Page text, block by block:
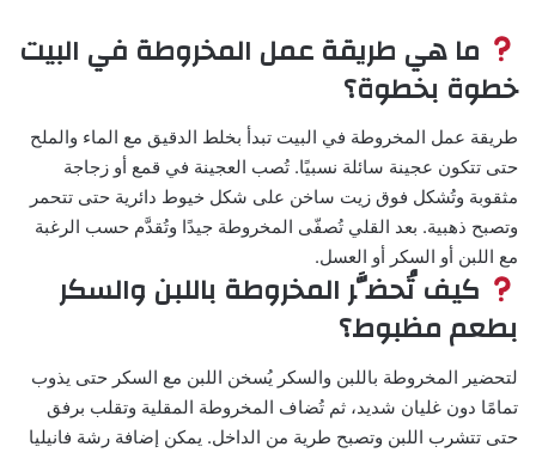
ما هي طريقة عمل المخروطة في البيت
خطوة بخطوة؟
طريقة عمل المخروطة في البيت تبدأ بخلط الدقيق مع الماء والملح
حتى تتكون عجينة سائلة نسبيًا. تُصب العجينة في قمع أو زجاجة
مثقوبة وتُشكل فوق زيت ساخن على شكل خيوط دائرية حتى تتحمر
وتصبح ذهبية. بعد القلي تُصفّى المخروطة جيدًا وتُقدَّم حسب الرغبة
مع اللبن أو السكر أو العسل.
كيف تُحضَّر المخروطة باللبن والسكر
بطعم مظبوط؟
لتحضير المخروطة باللبن والسكر يُسخن اللبن مع السكر حتى يذوب
تمامًا دون غليان شديد، ثم تُضاف المخروطة المقلية وتقلب برفق
حتى تتشرب اللبن وتصبح طرية من الداخل. يمكن إضافة رشة فانيليا